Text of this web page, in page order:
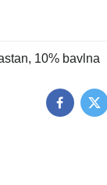
10% bavlna